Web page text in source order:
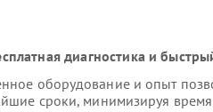
диагностика и
оборудование и опыт
сроки, минимизируя время